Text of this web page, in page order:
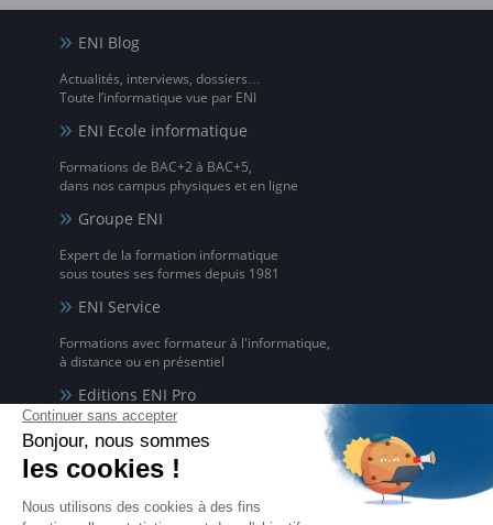
ENI Blog
Actualités, interviews, dossiers…
Toute l’informatique vue par ENI
ENI Ecole informatique
Formations de BAC+2 à BAC+5,
dans nos campus physiques et en ligne
Groupe ENI
Expert de la formation informatique
sous toutes ses formes depuis 1981
ENI Service
Formations avec formateur à l'informatique,
à distance ou en présentiel
Editions ENI Pro
pour les organismes de formation
ENI elearning
La solution de formation à l'informatique en ligne,